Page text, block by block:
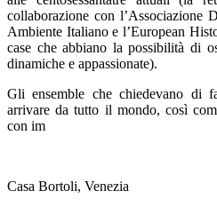
collaborazione con l’Associazione
Ambiente Italiano e l’European
case che abbiano la possibilità di
dinamiche e appassionate).
Gli ensemble che chiedevano di
arrivare da tutto il mondo, così
con im
Casa Bortoli, Venezia